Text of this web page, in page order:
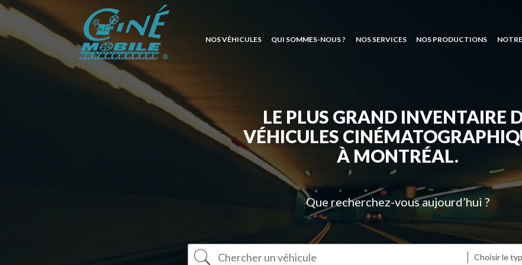
NOS VÉHICULES QUI SOMMES-NOUS ? NOS SERVICES NOS PRODUCTIONS
LE PLUS GRAND INVENTAIRE
VÉHICULES
À MONTRÉAL.
Que recherchez-vous aujourd’hui ?